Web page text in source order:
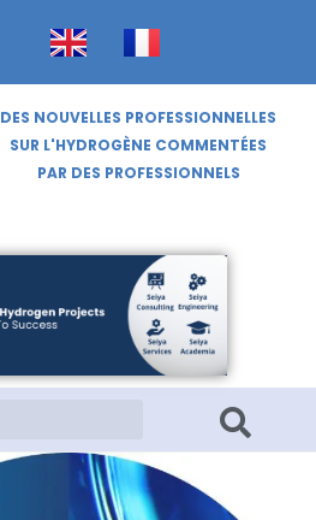
DES NOUVELLES PROFESSIONNELLES
SUR L'HYDROGÈNE COMMENTÉES
PAR DES PROFESSIONNELS